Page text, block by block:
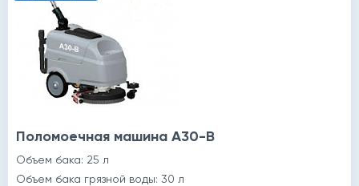
Поломоечная машина A30-B
Объем бака: 25 л
Объем бака грязной воды: 30 л